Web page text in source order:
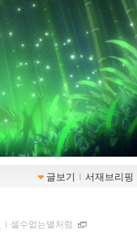
글보기 ｌ 서재브리핑
ｌ 셀수없는별처럼